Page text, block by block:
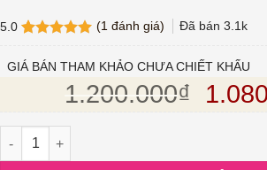
5.0
dựa trên
(1 đánh giá) Đã bán 3.1k
GIÁ BÁN THAM KHẢO CHƯA CHIẾT KHẤU
1.200.000₫ Giá
Rượu Vang Ý Sandrone Valmaggiore